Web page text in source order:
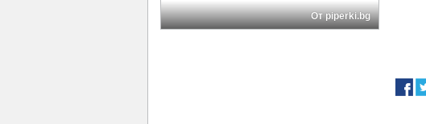
От piperki.bg